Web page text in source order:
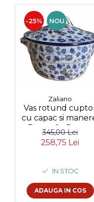
-25% NOU
Zaliano
Vas rotund
cu capac si
Butterfly Dance,
ceramica smaltuita,
pictata manual,
345,00 Lei
258,75 Lei
IN STOC
ADAUGA IN COS